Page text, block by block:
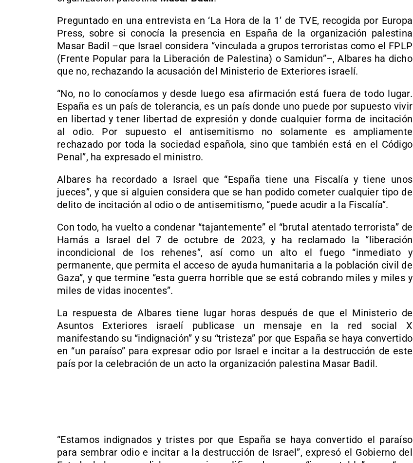
Preguntado en una entrevista en ‘La Hora de la 1’ de TVE, recogida por Europa
Press, sobre si conocía la presencia en España de la organización palestina
Masar Badil –que Israel considera “vinculada a grupos terroristas como el FPLP
(Frente Popular para la Liberación de Palestina) o Samidun”–, Albares ha dicho
que no, rechazando la acusación del Ministerio de Exteriores israelí.
“No, no lo conocíamos y desde luego esa afirmación está fuera de todo lugar.
España es un país de tolerancia, es un país donde uno puede por supuesto vivir
en libertad y tener libertad de expresión y donde cualquier forma de incitación
al odio. Por supuesto el antisemitismo no solamente es ampliamente
rechazado por toda la sociedad española, sino que también está en el Código
Penal”, ha expresado el ministro.
Albares ha recordado a Israel que “España tiene una Fiscalía y tiene unos
jueces”, y que si alguien considera que se han podido cometer cualquier tipo de
delito de incitación al odio o de antisemitismo, “puede acudir a la Fiscalía”.
Con todo, ha vuelto a condenar “tajantemente” el “brutal atentado terrorista” de
Hamás a Israel del 7 de octubre de 2023, y ha reclamado la “liberación
incondicional de los rehenes”, así como un alto el fuego “inmediato y
permanente, que permita el acceso de ayuda humanitaria a la población civil de
Gaza”, y que termine “esta guerra horrible que se está cobrando miles y miles y
miles de vidas inocentes”.
La respuesta de Albares tiene lugar horas después de que el Ministerio de
Asuntos Exteriores israelí publicase un mensaje en la red social X
manifestando su “indignación” y su “tristeza” por que España se haya convertido
en “un paraíso” para expresar odio por Israel e incitar a la destrucción de este
país por la celebración de un acto la organización palestina Masar Badil.
“Estamos indignados y tristes por que España se haya convertido el paraíso
para sembrar odio e incitar a la destrucción de Israel”, expresó el Gobierno del